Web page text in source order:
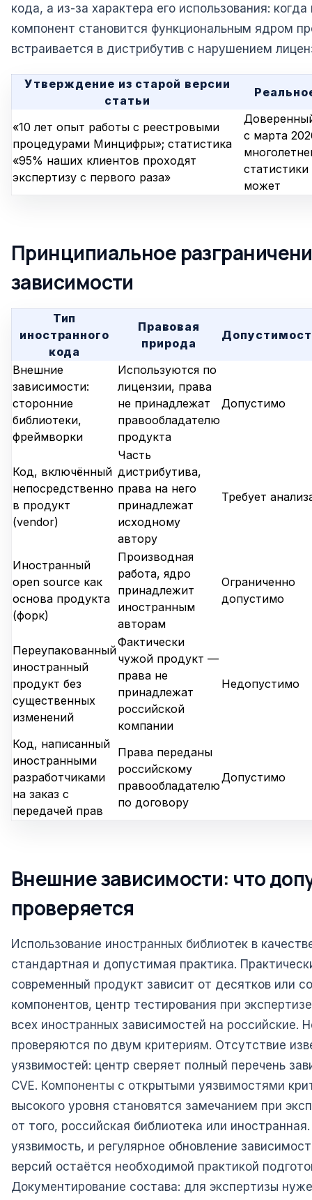
кода, а из-за характера его использования:
компонент становится функциональным ядром
встраивается в дистрибутив с нарушением
Утверждение из старой версии
статьи
«10 лет опыт работы с реестровыми
процедурами Минцифры»; статистика
«95% наших клиентов проходят
экспертизу с первого раза»
с марта
может
Принципиальное
зависимости
Тип
иностранного
кода
Правовая
природа
Внешние
зависимости:
сторонние
библиотеки,
фреймворки
Используются по
лицензии, права
не принадлежат
правообладателю
продукта
Допустимо
Код, включённый
непосредственно
в продукт
(vendor)
Часть
дистрибутива,
права на него
принадлежат
исходному
автору
Требует
Иностранный
open source как
основа продукта
(форк)
Производная
работа, ядро
принадлежит
иностранным
авторам
Ограниченно
допустимо
Переупакованный
иностранный
продукт без
существенных
изменений
Фактически
чужой продукт —
права не
принадлежат
российской
компании
Недопустимо
Код, написанный
иностранными
разработчиками
на заказ с
передачей прав
Права переданы
российскому
правообладателю
по договору
Допустимо
Внешние зависимости: что
проверяется
Использование иностранных библиотек в
стандартная и допустимая практика.
современный продукт зависит от десятков или
компонентов, центр тестирования при
всех иностранных зависимостей на российские.
проверяются по двум критериям. Отсутствие
уязвимостей: центр сверяет полный перечень
CVE. Компоненты с открытыми уязвимостями
высокого уровня становятся замечанием при
от того, российская библиотека или
уязвимость, и регулярное обновление
версий остаётся необходимой практикой
Документирование состава: для экспертизы